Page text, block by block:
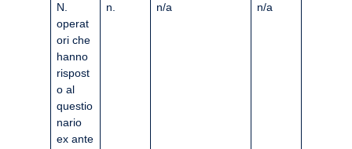
N.
operat
ori che
hanno
rispost
o al
questio
nario
ex ante
n. n/a n/a